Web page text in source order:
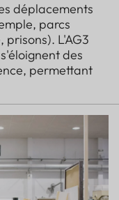
déplacements
parcs
L'AG3
des
permettant